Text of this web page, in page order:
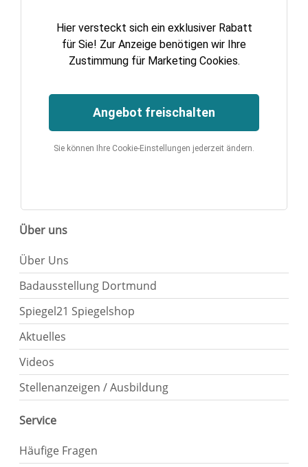
Hier versteckt sich ein exklusiver Rabatt
für Sie! Zur Anzeige benötigen wir Ihre
Zustimmung für Marketing Cookies.
Angebot freischalten
Sie können Ihre Cookie-Einstellungen jederzeit ändern.
Über uns
Über Uns
Badausstellung Dortmund
Spiegel21 Spiegelshop
Aktuelles
Videos
Stellenanzeigen / Ausbildung
Service
Häufige Fragen